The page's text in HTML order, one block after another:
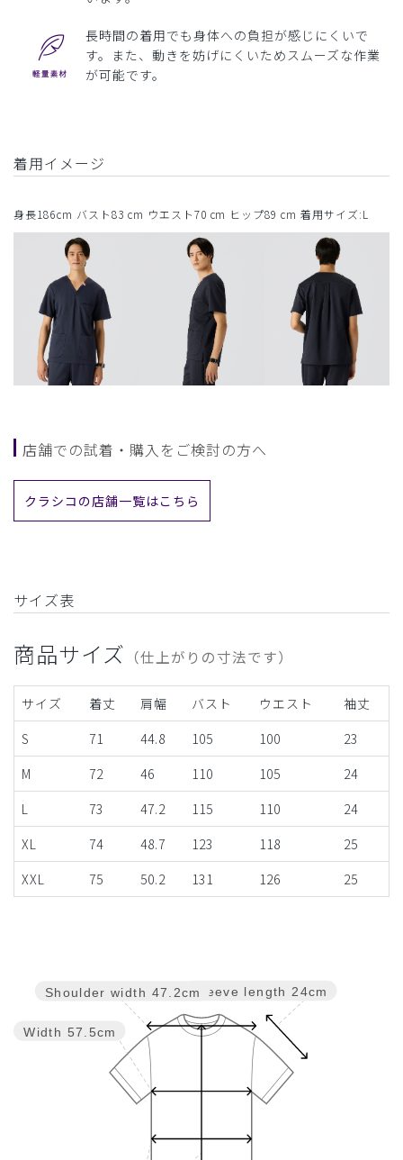
長時間の着用でも身体への負担が感じにくいで
す。また、動きを妨げにくいためスムーズな作業
が可能です。
着用イメージ
身長186cm バスト83 cm ウエスト70 cm ヒップ89 cm 着用サイズ:L
店舗での試着・購入をご検討の方へ
クラシコの店舗一覧はこちら
サイズ表
商品サイズ （仕上がりの寸法です）
サイズ 着丈 肩幅 バスト ウエスト
袖丈
S
71 44.8 105 100
23
M
72 46 110 105
24
L
73 47.2 115 110
24
XL
74 48.7 123 118
25
XXL
75 50.2 131 126 25
Sleeve length 24cm
Width 57.5cm
Shoulder width 47.2cm